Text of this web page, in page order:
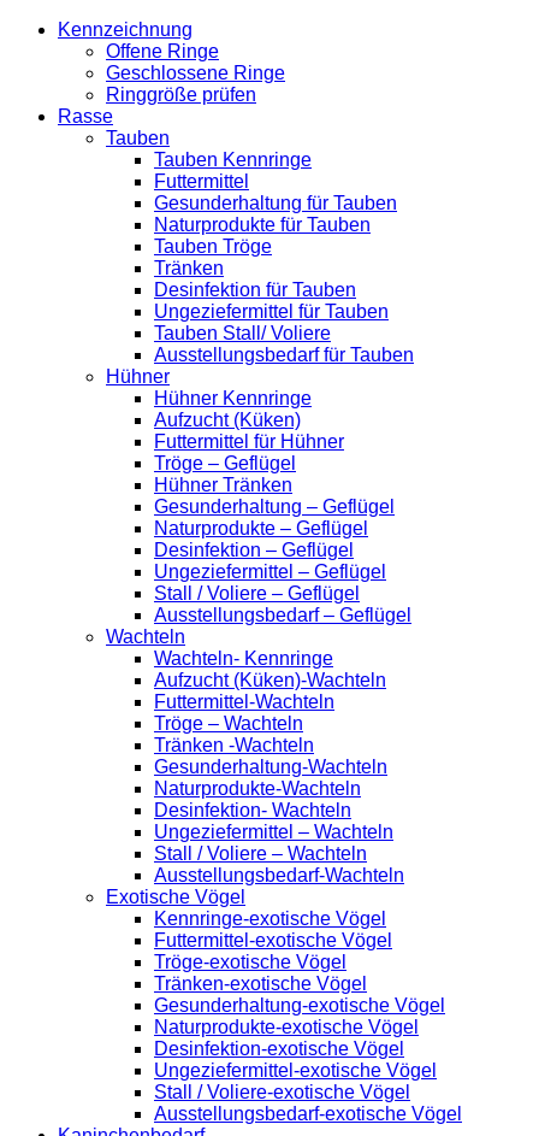
Kennzeichnung
Offene Ringe
Geschlossene Ringe
Ringgröße prüfen
Rasse
Tauben
Tauben Kennringe
Futtermittel
Gesunderhaltung für Tauben
Naturprodukte für Tauben
Tauben Tröge
Tränken
Desinfektion für Tauben
Ungeziefermittel für Tauben
Tauben Stall/ Voliere
Ausstellungsbedarf für Tauben
Hühner
Hühner Kennringe
Aufzucht (Küken)
Futtermittel für Hühner
Tröge – Geflügel
Hühner Tränken
Gesunderhaltung – Geflügel
Naturprodukte – Geflügel
Desinfektion – Geflügel
Ungeziefermittel – Geflügel
Stall / Voliere – Geflügel
Ausstellungsbedarf – Geflügel
Wachteln
Wachteln- Kennringe
Aufzucht (Küken)-Wachteln
Futtermittel-Wachteln
Tröge – Wachteln
Tränken -Wachteln
Gesunderhaltung-Wachteln
Naturprodukte-Wachteln
Desinfektion- Wachteln
Ungeziefermittel – Wachteln
Stall / Voliere – Wachteln
Ausstellungsbedarf-Wachteln
Exotische Vögel
Kennringe-exotische Vögel
Futtermittel-exotische Vögel
Tröge-exotische Vögel
Tränken-exotische Vögel
Gesunderhaltung-exotische Vögel
Naturprodukte-exotische Vögel
Desinfektion-exotische Vögel
Ungeziefermittel-exotische Vögel
Stall / Voliere-exotische Vögel
Ausstellungsbedarf-exotische Vögel